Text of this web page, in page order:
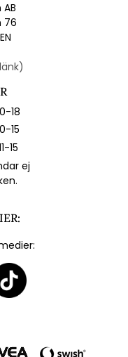
76
18
15
15
ej